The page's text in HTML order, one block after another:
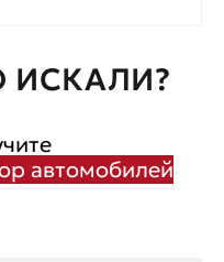
ИСКАЛИ?
автомобилей